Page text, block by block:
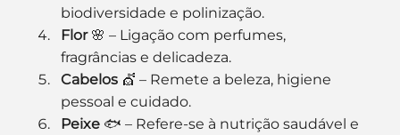
biodiversidade e polinização.
Flor 🌸 – Ligação com perfumes,
fragrâncias e delicadeza.
Cabelos 💇 – Remete a beleza, higiene
pessoal e cuidado.
Peixe 🐟 – Refere-se à nutrição saudável e